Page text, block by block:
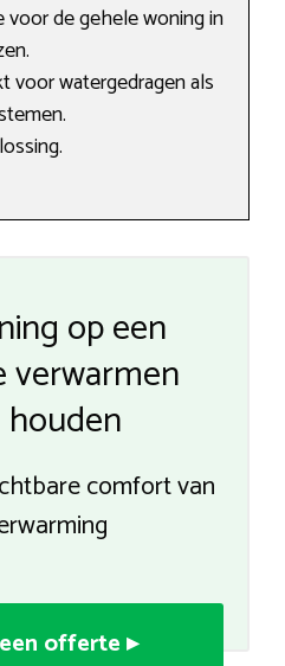
voor de gehele woning in
voor watergedragen als
op een
verwarmen
comfort van
offerte ▸